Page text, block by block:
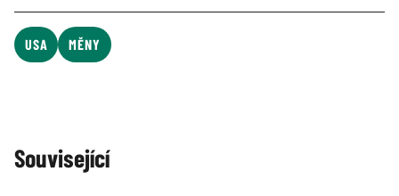
USA MĚNY
Související